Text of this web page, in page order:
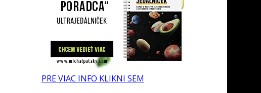
PRE VIAC INFO KLIKNI SEM